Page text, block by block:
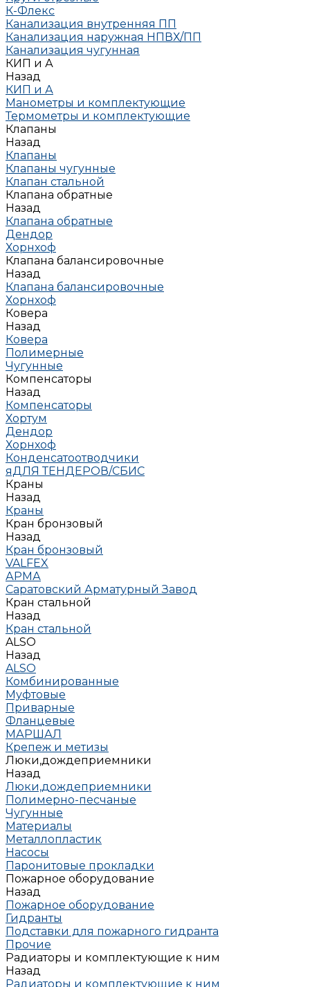
К-Флекс
Канализация внутренняя ПП
Канализация наружная НПВХ/ПП
Канализация чугунная
КИП и А
Назад
КИП и А
Манометры и комплектующие
Термометры и комплектующие
Клапаны
Назад
Клапаны
Клапаны чугунные
Клапан стальной
Клапана обратные
Назад
Клапана обратные
Дендор
Хорнхоф
Клапана балансировочные
Назад
Клапана балансировочные
Хорнхоф
Ковера
Назад
Ковера
Полимерные
Чугунные
Компенсаторы
Назад
Компенсаторы
Хортум
Дендор
Хорнхоф
Конденсатоотводчики
яДЛЯ ТЕНДЕРОВ/СБИС
Краны
Назад
Краны
Кран бронзовый
Назад
Кран бронзовый
VALFEX
АРМА
Саратовский Арматурный Завод
Кран стальной
Назад
Кран стальной
ALSO
Назад
ALSO
Комбинированные
Муфтовые
Приварные
Фланцевые
МАРШАЛ
Крепеж и метизы
Люки,дождеприемники
Назад
Люки,дождеприемники
Полимерно-песчаные
Чугунные
Материалы
Металлопластик
Насосы
Паронитовые прокладки
Пожарное оборудование
Назад
Пожарное оборудование
Гидранты
Подставки для пожарного гидранта
Прочие
Радиаторы и комплектующие к ним
Назад
Радиаторы и комплектующие к ним